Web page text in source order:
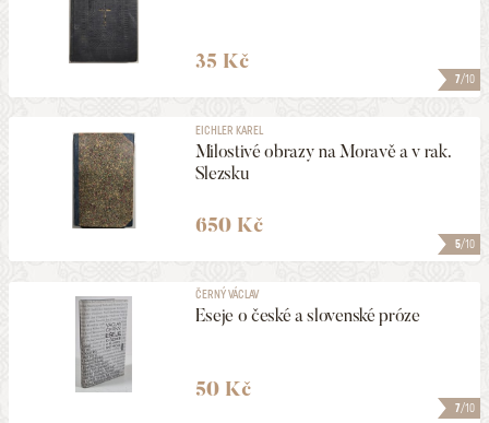
7/10
35 Kč
5/10
EICHLER KAREL
Milostivé obrazy na Moravě a v rak.
Slezsku
650 Kč
7/10
ČERNÝ VÁCLAV
Eseje o české a slovenské próze
50 Kč